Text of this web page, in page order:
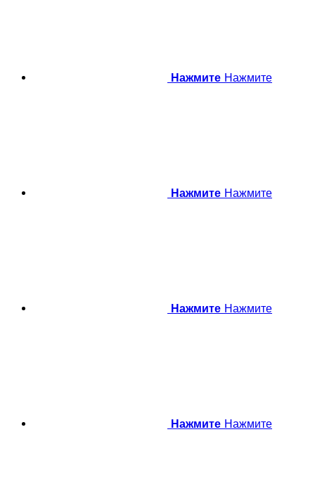
Нажмите Нажмите
Нажмите Нажмите
Нажмите Нажмите
Нажмите Нажмите